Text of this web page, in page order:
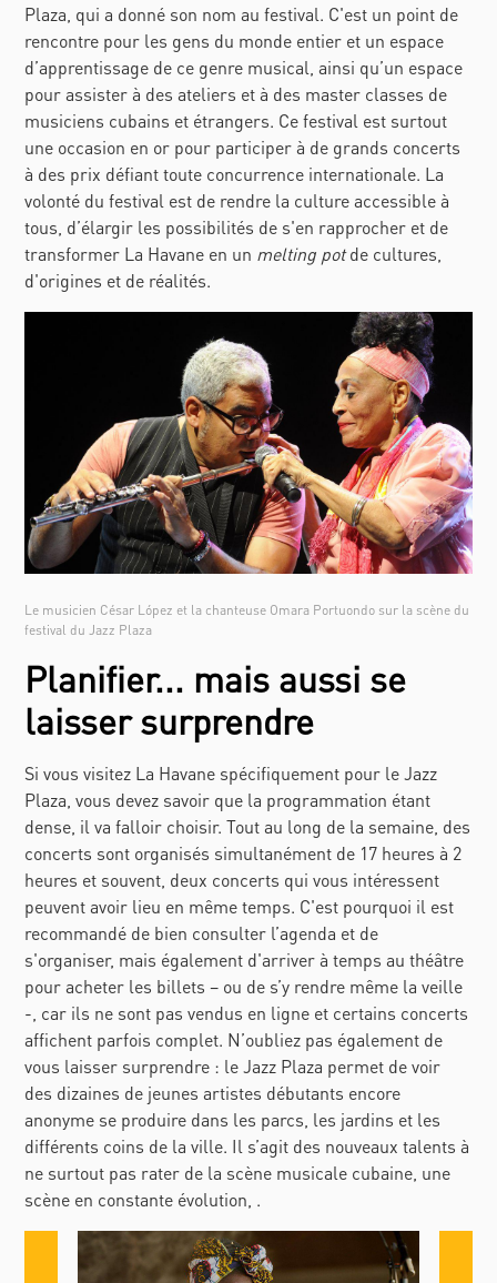
Plaza, qui a donné son nom au festival. C'est un point de
rencontre pour les gens du monde entier et un espace
d’apprentissage de ce genre musical, ainsi qu’un espace
pour assister à des ateliers et à des master classes de
musiciens cubains et étrangers. Ce festival est surtout
une occasion en or pour participer à de grands concerts
à des prix défiant toute concurrence internationale. La
volonté du festival est de rendre la culture accessible à
tous, d’élargir les possibilités de s'en rapprocher et de
transformer La Havane en un melting potde cultures,
d'origines et de réalités.
Le musicien César López et la chanteuse Omara Portuondo sur la scène du
festival du Jazz Plaza
Planifier... mais aussi se
laisser surprendre
Si vous visitez La Havane spécifiquement pour le Jazz
Plaza, vous devez savoir que la programmation étant
dense, il va falloir choisir. Tout au long de la semaine, des
concerts sont organisés simultanément de 17 heures à 2
heures et souvent, deux concerts qui vous intéressent
peuvent avoir lieu en même temps. C'est pourquoi il est
recommandé de bien consulter l’agenda et de
s'organiser, mais également d'arriver à temps au théâtre
pour acheter les billets – ou de s’y rendre même la veille
-, car ils ne sont pas vendus en ligne et certains concerts
affichent parfois complet. N’oubliez pas également de
vous laisser surprendre : le Jazz Plaza permet de voir
des dizaines de jeunes artistes débutants encore
anonyme se produire dans les parcs, les jardins et les
différents coins de la ville. Il s’agit des nouveaux talents à
ne surtout pas rater de la scène musicale cubaine, une
scène en constante évolution, .